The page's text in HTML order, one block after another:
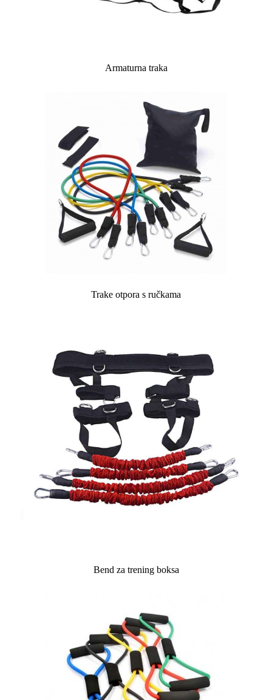
Armaturna traka
Trake otpora s ručkama
Bend za trening boksa